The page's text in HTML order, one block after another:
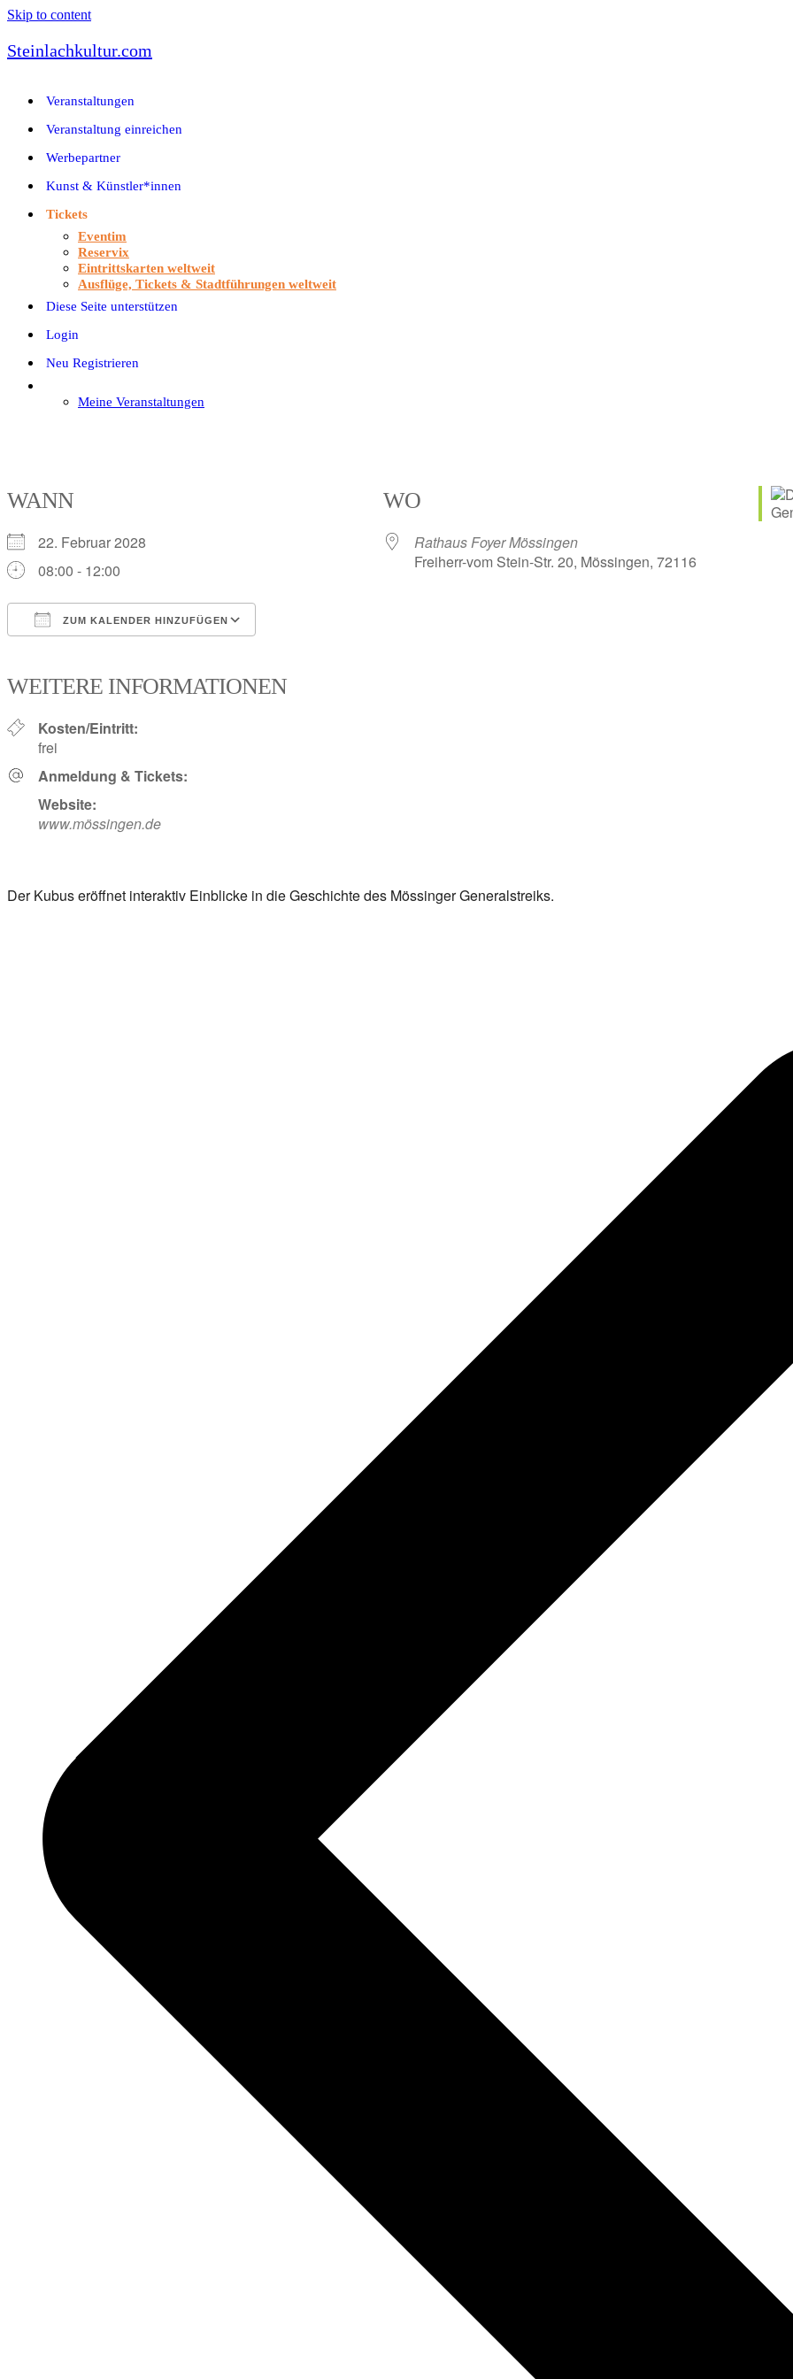
Skip to content
Steinlachkultur.com
Veranstaltungen
Veranstaltung einreichen
Werbepartner
Kunst & Künstler*innen
Tickets
Eventim
Reservix
Eintrittskarten weltweit
Ausflüge, Tickets & Stadtführungen weltweit
Diese Seite unterstützen
Login
Neu Registrieren
Meine Veranstaltungen
WANN
22. Februar 2028
08:00 - 12:00
ZUM KALENDER HINZUFÜGEN
WEITERE INFORMATIONEN
Kosten/Eintritt:
frei
Anmeldung & Tickets:
Website:
www.mössingen.de
WO
Rathaus Foyer Mössingen
Freiherr-vom Stein-Str. 20, Mössingen, 72116
Der Kubus eröffnet interaktiv Einblicke in die Geschichte des Mössinger Generalstreiks.